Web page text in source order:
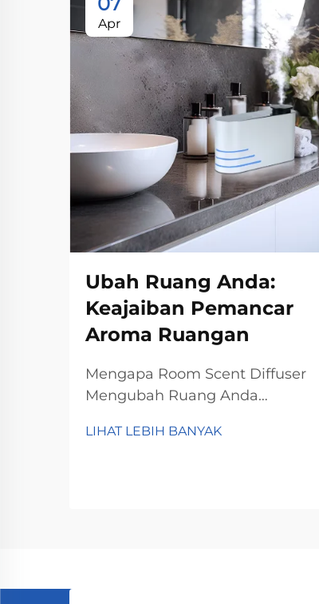
Apr
Ubah Ruang Anda:
Keajaiban Pemancar
Aroma Ruangan
Mengapa Room Scent Diffuser
Mengubah Ruang Anda
Mengurangi Stres Diffuser aroma
LIHAT LEBIH BANYAK